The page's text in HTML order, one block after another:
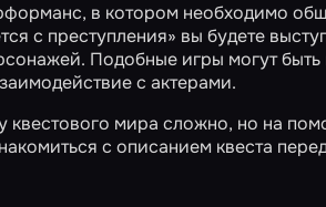
в котором необходимо
с преступления» вы будете
Подобные игры могут быть
с актерами.
мира сложно, но на
с описанием квеста